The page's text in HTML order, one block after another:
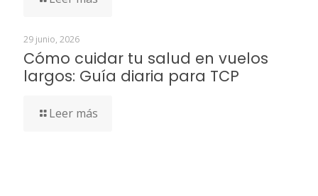
29 junio, 2026
Cómo cuidar tu salud en vuelos
largos: Guía diaria para TCP
Leer más